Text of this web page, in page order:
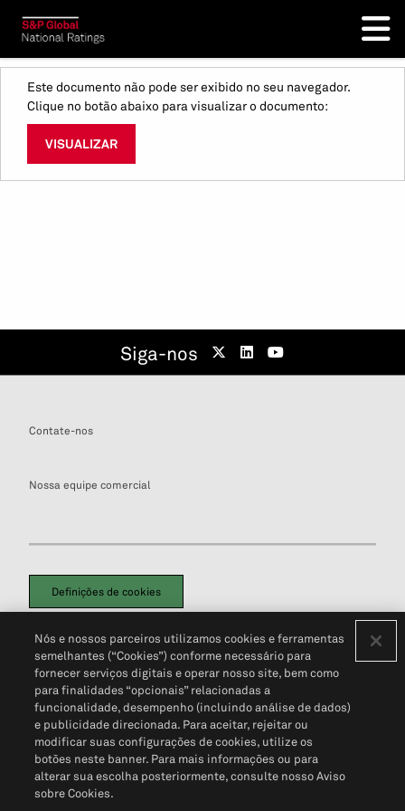
Este documento não pode ser exibido no seu navegador.
Clique no botão abaixo para visualizar o documento:
VISUALIZAR
Siga-nos
Contate-nos
Nossa equipe comercial
Definições de cookies
Política de PrivacidadePortal de privacidade do cliente (em inglês)
Não Venda Minhas Informações Pessoais© 2026 S&P Global
Nós e nossos parceiros utilizamos cookies e ferramentas
semelhantes (“Cookies”) conforme necessário para
fornecer serviços digitais e operar nosso site, bem como
para finalidades “opcionais” relacionadas a
funcionalidade, desempenho (incluindo análise de dados)
e publicidade direcionada. Para aceitar, rejeitar ou
modificar suas configurações de cookies, utilize os
botões neste banner. Para mais informações ou para
alterar sua escolha posteriormente, consulte nosso Aviso
sobre Cookies.